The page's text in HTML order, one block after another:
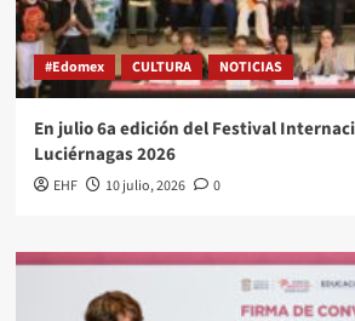
#Edomex CULTURA NOTICIAS
En julio 6a edición del Festival
Luciérnagas 2026
EHF 10 julio, 2026 0